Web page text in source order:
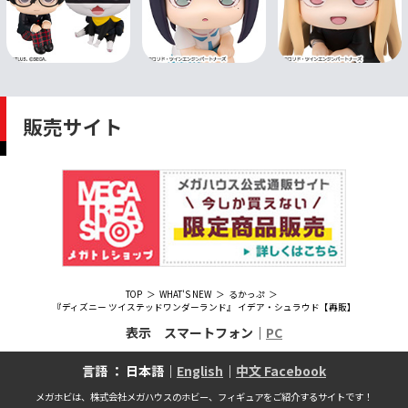
販売サイト
TOP WHAT'S NEW
るかっぷ
『ディズニー ツイステッドワンダーランド』 イデア・シュラウド【再販】
表示 スマートフォン｜ PC
言語 ： 日本語｜ English ｜ 中文 Facebook
メガホビは、株式会社メガハウスのホビー、フィギュアをご紹介するサイトです！